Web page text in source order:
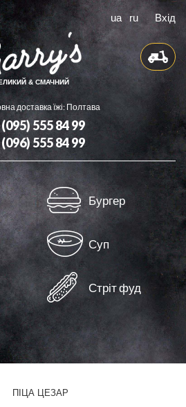
ua ru Вхід
& СМАЧНИЙ
доставка їжі: Полтава
555 84 99
555 84 99
Доставка
Бонуси
Контакти
Оферта
Бургер
Суп
Стріт фуд
ПІЦА ЦЕЗАР